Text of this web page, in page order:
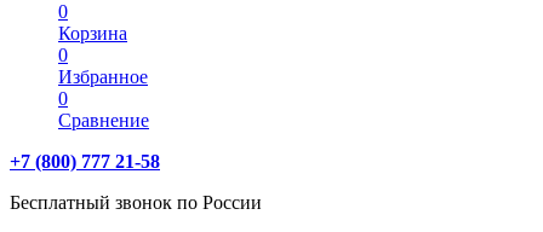
0
Корзина
0
Избранное
0
Сравнение
+7 (800) 777 21-58
Бесплатный звонок по России